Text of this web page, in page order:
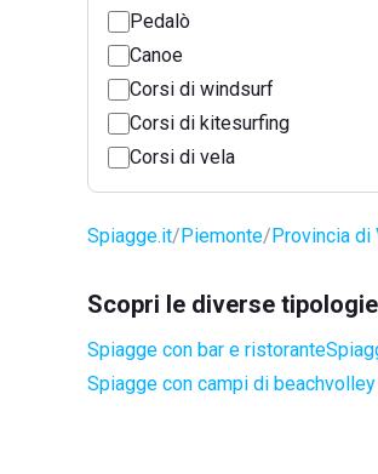
Pedalò
Canoe
Corsi di windsurf
Corsi di kitesurfing
Corsi di vela
Spiagge.it Piemonte Provincia di
Scopri le diverse
Spiagge con bar e ristorante
Spiagge con campi di